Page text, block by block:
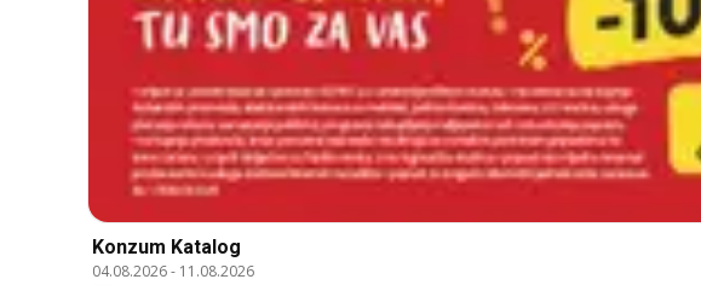
Konzum Katalog
04.08.2026- 11.08.2026